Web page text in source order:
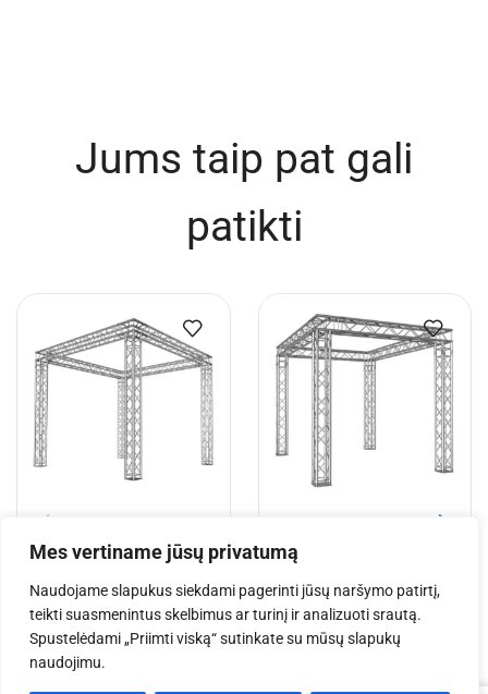
Mes vertiname jūsų privatumą
Naudojame slapukus siekdami pagerinti jūsų naršymo patirtį,
teikti suasmenintus skelbimus ar turinį ir analizuoti srautą.
Spustelėdami „Priimti viską“ sutinkate su mūsų slapukų
naudojimu.
Jums taip pat gali
patikti
konstrukcija
€3,948.18
Į krepšelį
€3,649.55